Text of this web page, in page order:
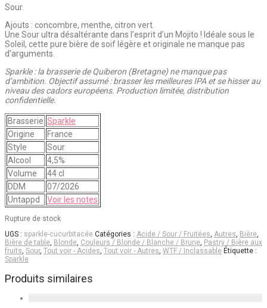
Sour.
Ajouts : concombre, menthe, citron vert.
Une Sour ultra désaltérante dans l’esprit d’un Mojito ! Idéale sous le
Soleil, cette pure bière de soif légère et originale ne manque pas
d’arguments.
Sparkle : la brasserie de Quiberon (Bretagne) ne manque pas
d’ambition. Objectif assumé : brasser les meilleures IPA et se hisser au
niveau des cadors européens. Production limitée, distribution
confidentielle.
Brasserie Sparkle
Origine
France
Style
Sour
Alcool
4,5%
Volume
44 cl
DDM
07/2026
Untappd
Voir les notes
Rupture de stock
UGS : sparkle-cucurbitacée Catégories : Acide / Sour / Fruitées, Autres, Bière,
Bière de table, Blonde, Couleurs / Blonde / Blanche / Brune, Pastry / Bière aux
fruits, Sour, Tout voir - Acides, Tout voir - Autres, WTF / Inclassable Étiquette :
Sparkle
Produits similaires